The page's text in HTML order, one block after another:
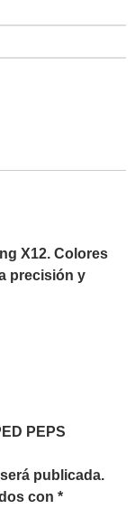
X12. Colores
precisión y
PEPS
publicada.
con *